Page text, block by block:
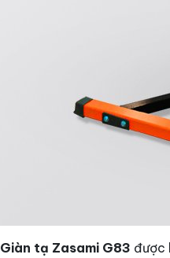
Giàn tạ Zasami G83 được